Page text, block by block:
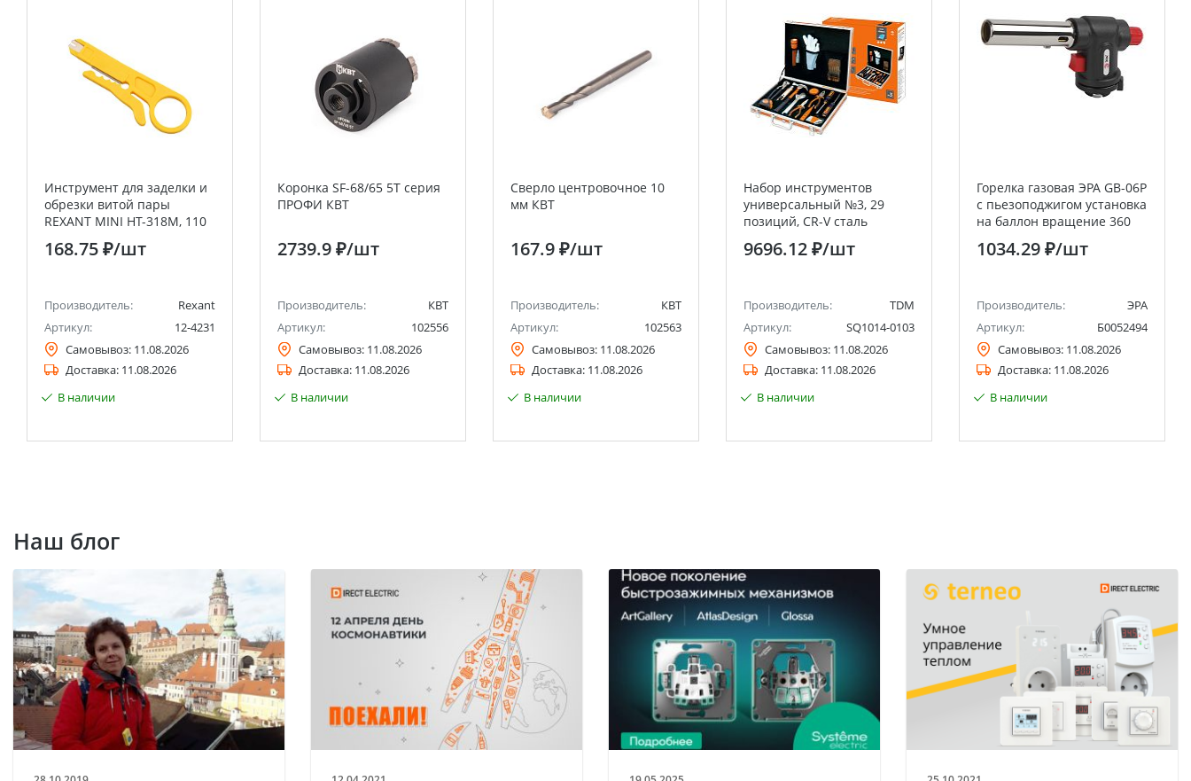
Инструмент для заделки и
обрезки витой пары
REXANT MINI HT-318M, 110
168.75 ₽/шт
Производитель:
Rexant
Артикул:
12-4231
Самовывоз: 11.08.2026
Доставка: 11.08.2026
В наличии
Коронка SF-68/65 5T серия
ПРОФИ КВТ
2739.9 ₽/шт
Производитель:
КВТ
Артикул:
102556
Самовывоз: 11.08.2026
Доставка: 11.08.2026
В наличии
Сверло центровочное 10
мм КВТ
167.9 ₽/шт
Производитель:
КВТ
Артикул:
102563
Самовывоз: 11.08.2026
Доставка: 11.08.2026
В наличии
Набор инструментов
универсальный №3, 29
позиций, CR-V сталь
"Алмаз" TDM
9696.12 ₽/шт
Производитель:
TDM
Артикул:
SQ1014-0103
Самовывоз: 11.08.2026
Доставка: 11.08.2026
В наличии
Горелка газовая ЭРА GB-06P
с пьезоподжигом установка
на баллон вращение 360
1034.29 ₽/шт
Производитель:
ЭРА
Артикул:
Б0052494
Самовывоз: 11.08.2026
Доставка: 11.08.2026
В наличии
Наш блог